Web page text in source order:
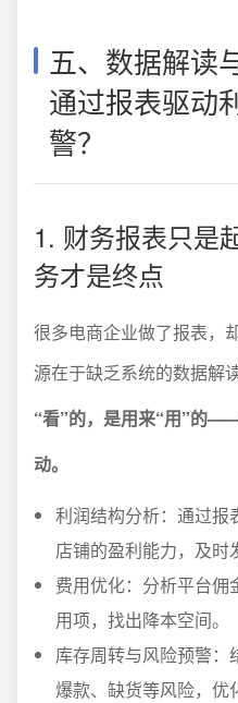
五、数据解读
通过报表驱动
警？
1. 财务报表只是
务才是终点
很多电商企业做了报表，
源在于缺乏系统的数据解
“看”的，是用来“用”的
动。
利润结构分析：通过报
店铺的盈利能力，及时
费用优化：分析平台佣
用项，找出降本空间。
库存周转与风险预警：
爆款、缺货等风险，优